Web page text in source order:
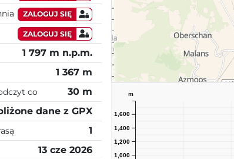
ZALOGUJ SIĘ
ZALOGUJ SIĘ
1 797 m n.p.m.
1 367 m
co 30 m
dane z GPX
1
13 cze 2026 1,000
1,200
1,400
1,600
m